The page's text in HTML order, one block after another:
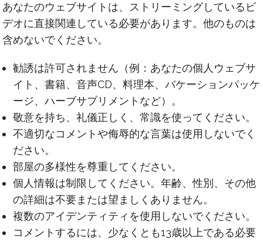
あなたのウェブサイトは、ストリーミングしているビ
デオに直接関連している必要があります。他のものは
含めないでください。
勧誘は許可されません（例：あなたの個人ウェブサ
イト、書籍、音声CD、料理本、バケーションパッケ
ージ、ハーブサプリメントなど）。
敬意を持ち、礼儀正しく、常識を使ってください。
不適切なコメントや侮辱的な言葉は使用しないでく
ださい。
部屋の多様性を尊重してください。
個人情報は制限してください。年齢、性別、その他
の詳細は不要または望ましくありません。
複数のアイデンティティを使用しないでください。
コメントするには、少なくとも13歳以上である必要